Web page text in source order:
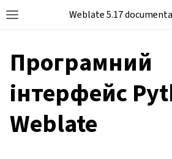
Weblate 5.17
Програмний
інтерфейс
Weblate